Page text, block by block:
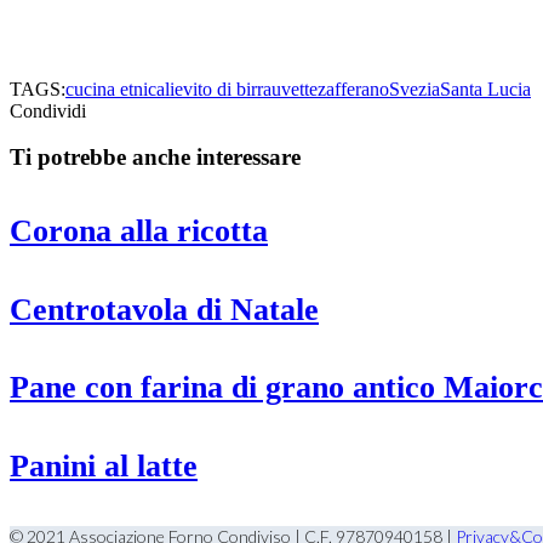
TAGS:cucina etnicalievito di birrauvettezafferanoSveziaSanta Lucia
Condividi
Ti potrebbe anche interessare
Corona alla ricotta
Centrotavola di Natale
Pane con farina di grano antico
Panini al latte
© 2021 Associazione Forno Condiviso | C.F. 97870940158 |